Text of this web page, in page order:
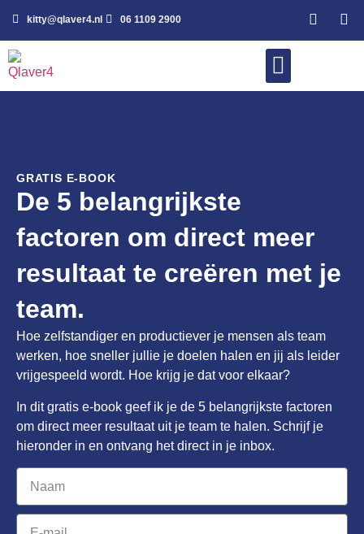
kitty@qlaver4.nl 06 1109 2900
GRATIS E-BOOK
De 5 belangrijkste
factoren om direct meer
resultaat te creëren met je
team.
Hoe zelfstandiger en productiever je mensen als team
werken, hoe sneller jullie je doelen halen en jij als leider
vrijgespeeld wordt. Hoe krijg je dat voor elkaar?
In dit gratis e-book geef ik je de 5 belangrijkste factoren
om direct meer resultaat uit je team te halen. Schrijf je
hieronder in en ontvang het direct in je inbox.